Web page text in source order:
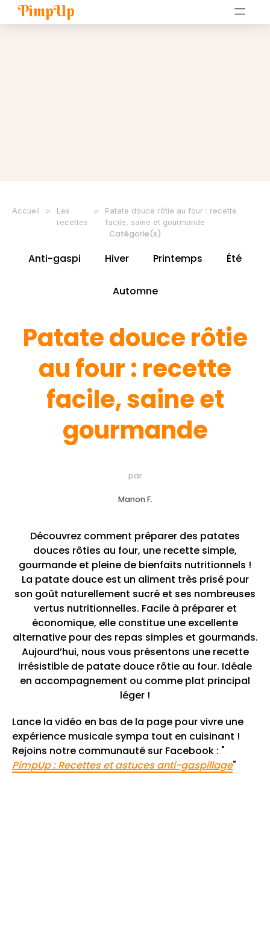
PimpUp
Accueil >
Les
recettes
>
Patate douce rôtie au four : recette
facile, saine et gourmande
Catégorie(s)
Anti-gaspi Hiver Printemps Été
Automne
Patate douce rôtie
au four : recette
facile, saine et
gourmande
par
Manon F.
Découvrez comment préparer des patates
douces rôties au four, une recette simple,
gourmande et pleine de bienfaits nutritionnels !
La patate douce est un aliment très prisé pour
son goût naturellement sucré et ses nombreuses
vertus nutritionnelles. Facile à préparer et
économique, elle constitue une excellente
alternative pour des repas simples et gourmands.
Aujourd’hui, nous vous présentons une recette
irrésistible de patate douce rôtie au four. Idéale
en accompagnement ou comme plat principal
léger !
Lance la vidéo en bas de la page pour vivre une
expérience musicale sympa tout en cuisinant !
Rejoins notre communauté sur Facebook : "
PimpUp : Recettes et astuces anti-gaspillage"